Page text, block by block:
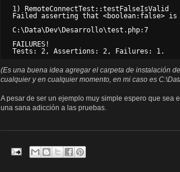
1) RemoteConnectTest::testFalseIsValid
Failed asserting that <boolean:false>
C:\Data\Dev\Desarrollo\test.php:7
FAILURES!
(Es una buena idea agregar el carpeta de instalación
cualquier y en cualquier momento, en mi caso es
A pesar de ser un ejemplo muy simple espero que
una sana adicción a las pruebas.